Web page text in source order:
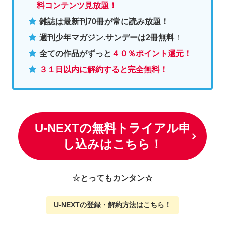
料コンテンツ見放題！
雑誌は最新刊70冊が常に読み放題！
週刊少年マガジン.サンデーは2冊無料！
全ての作品がずっと ４０％ポイント還元！
３１日以内に解約すると完全無料！
U-NEXTの無料トライアル申
し込みはこちら！
☆とってもカンタン☆
U-NEXTの登録・解約方法はこちら ！